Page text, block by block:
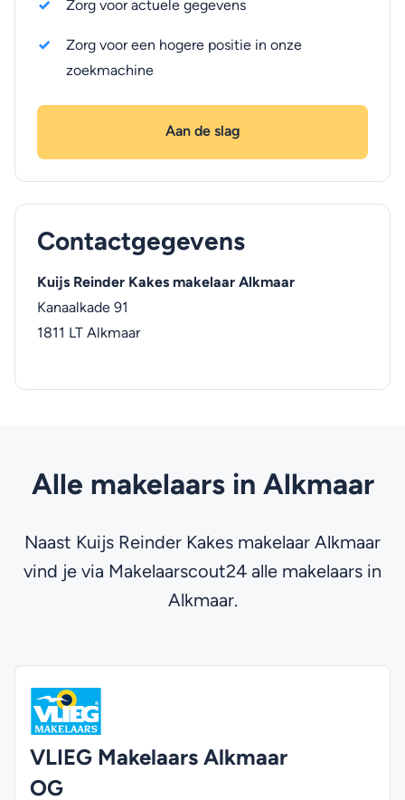
Zorg voor actuele gegevens
Zorg voor een hogere positie in onze
zoekmachine
Aan de slag
Contactgegevens
Kuijs Reinder Kakes makelaar Alkmaar
Kanaalkade 91
1811 LT Alkmaar
Alle makelaars in Alkmaar
Naast Kuijs Reinder Kakes makelaar Alkmaar
vind je via Makelaarscout24 alle makelaars in
Alkmaar.
VLIEG Makelaars Alkmaar
OG